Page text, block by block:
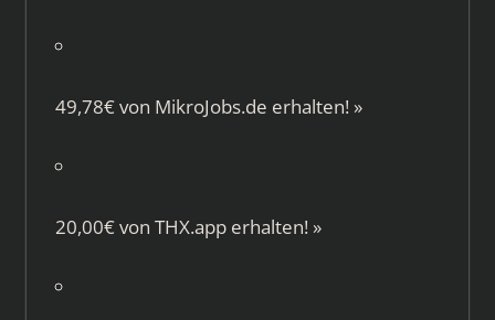
49,78€ von MikroJobs.de erhalten! »
20,00€ von THX.apperhalten! »